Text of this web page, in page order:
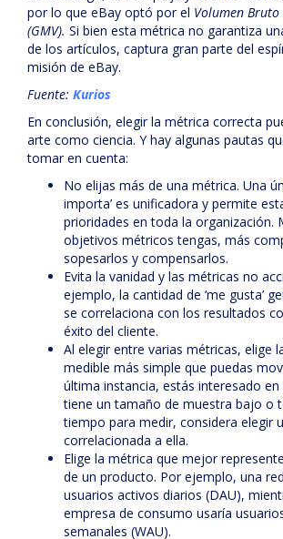
por lo que eBay optó por el Volumen
(GMV). Si bien esta métrica no garantiza
de los artículos, captura gran parte del
misión de eBay.
Fuente: Kurios
En conclusión, elegir la métrica correcta
arte como ciencia. Y hay algunas pautas
tomar en cuenta:
No elijas más de una métrica. Una
importa’ es unificadora y permite
prioridades en toda la organización.
objetivos métricos tengas, más
sopesarlos y compensarlos.
Evita la vanidad y las métricas no
ejemplo, la cantidad de ‘me gusta’
se correlaciona con los resultados
éxito del cliente.
Al elegir entre varias métricas, elige
medible más simple que puedas
última instancia, estás interesado
tiene un tamaño de muestra bajo o
tiempo para medir, considera elegir
correlacionada a ella.
Elige la métrica que mejor
de un producto. Por ejemplo, una
usuarios activos diarios (DAU),
empresa de consumo usaría
semanales (WAU).